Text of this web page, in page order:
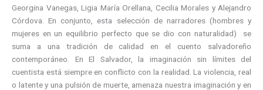
Georgina Vanegas, Ligia María Orellana, Cecilia Morales y Alejandro
Córdova. En conjunto, esta selección de narradores (hombres y
mujeres en un equilibrio perfecto que se dio con naturalidad) se
suma a una tradición de calidad en el cuento salvadoreño
contemporáneo. En El Salvador, la imaginación sin límites del
cuentista está siempre en conflicto con la realidad. La violencia, real
o latente y una pulsión de muerte, amenaza nuestra imaginación y en